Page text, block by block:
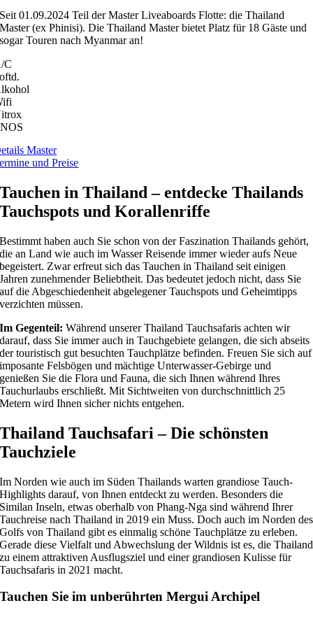
Seit 01.09.2024 Teil der Master Liveaboards Flotte: die Thailand
Master (ex Phinisi). Die Thailand Master bietet Platz für 18 Gäste und
sogar Touren nach Myanmar an!
C
Master
und Preise
Tauchen in Thailand – entdecke Thailands
Tauchspots und Korallenriffe
Bestimmt haben auch Sie schon von der Faszination Thailands gehört,
die an Land wie auch im Wasser Reisende immer wieder aufs Neue
begeistert. Zwar erfreut sich das Tauchen in Thailand seit einigen
Jahren zunehmender Beliebtheit. Das bedeutet jedoch nicht, dass Sie
auf die Abgeschiedenheit abgelegener Tauchspots und Geheimtipps
verzichten müssen.
Im Gegenteil: Während unserer Thailand Tauchsafaris achten wir
darauf, dass Sie immer auch in Tauchgebiete gelangen, die sich abseits
der touristisch gut besuchten Tauchplätze befinden. Freuen Sie sich auf
imposante Felsbögen und mächtige Unterwasser-Gebirge und
genießen Sie die Flora und Fauna, die sich Ihnen während Ihres
Tauchurlaubs erschließt. Mit Sichtweiten von durchschnittlich 25
Metern wird Ihnen sicher nichts entgehen.
Thailand Tauchsafari – Die schönsten
Tauchziele
Im Norden wie auch im Süden Thailands warten grandiose Tauch-
Highlights darauf, von Ihnen entdeckt zu werden. Besonders die
Similan Inseln, etwas oberhalb von Phang-Nga sind während Ihrer
Tauchreise nach Thailand in 2019 ein Muss. Doch auch im Norden des
Golfs von Thailand gibt es einmalig schöne Tauchplätze zu erleben.
Gerade diese Vielfalt und Abwechslung der Wildnis ist es, die Thailand
zu einem attraktiven Ausflugsziel und einer grandiosen Kulisse für
Tauchsafaris in 2021 macht.
Tauchen Sie im unberührten Mergui Archipel